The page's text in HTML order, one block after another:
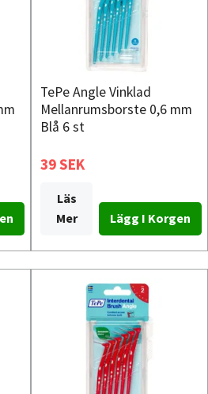
TePe Angle Vinklad
Mellanrumsborste 0,6 mm
Blå 6 st
39 SEK
Läs
Mer